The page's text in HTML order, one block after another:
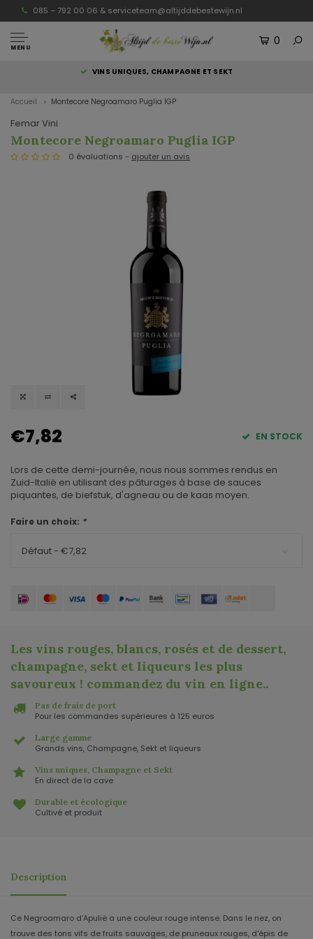
085 – 792 00 06 & serviceteam@altijddebestewijn.nl
MENU
0
VINS UNIQUES, CHAMPAGNE ET SEKT
Accueil Montecore Negroamaro Puglia IGP
Femar Vini
Montecore Negroamaro Puglia IGP
0 évaluations - ajouter un avis
€7,82 EN STOCK
Lors de cette demi-journée, nous nous sommes rendus en
Zuid-Italië en utilisant des pâturages à base de sauces
piquantes, de biefstuk, d'agneau ou de kaas moyen.
Faire un choix: *
Défaut - €7,82
Les vins rouges, blancs, rosés et de dessert,
champagne, sekt et liqueurs les plus
savoureux ! commandez du vin en ligne..
Pas de frais de port
Pour les commandes supérieures à 125 euros
Large gamme
Grands vins, Champagne, Sekt et liqueurs
Vins uniques, Champagne et Sekt
En direct de la cave
Durable et écologique
Cultivé et produit
Description
Ce Negroamaro d'Apulië a une couleur rouge intense. Dans le nez, on
trouve des tons vifs de fruits sauvages, de pruneaux rouges, d'épis de